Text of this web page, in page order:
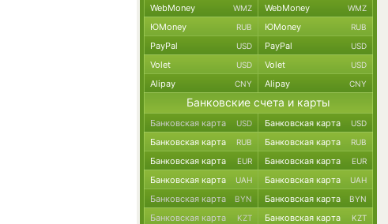
WebMoney WMZ WebMoney WMZ
ЮMoney RUB ЮMoney RUB
PayPal USD PayPal USD
Volet USD Volet USD
Alipay CNY Alipay CNY
Банковские счета и карты
Банковская карта USD Банковская карта USD
Банковская карта RUB Банковская карта RUB
Банковская карта EUR Банковская карта EUR
Банковская карта UAH Банковская карта UAH
Банковская карта BYN Банковская карта BYN
Банковская карта KZT Банковская карта KZT